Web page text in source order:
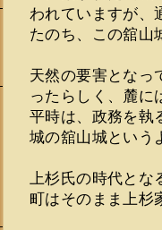
われていますが、
たのち、この舘山
天然の要害となっ
ったらしく、麓に
平時は、政務を執
城の舘山城という
上杉氏の時代とな
町はそのまま上杉